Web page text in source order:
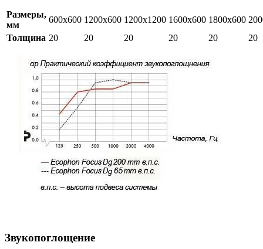
Размеры,
мм
600x600 1200x600 1200x1200 1600x600 1800x600
Толщина 20 20 20 20 20 20
Звукопоглощение